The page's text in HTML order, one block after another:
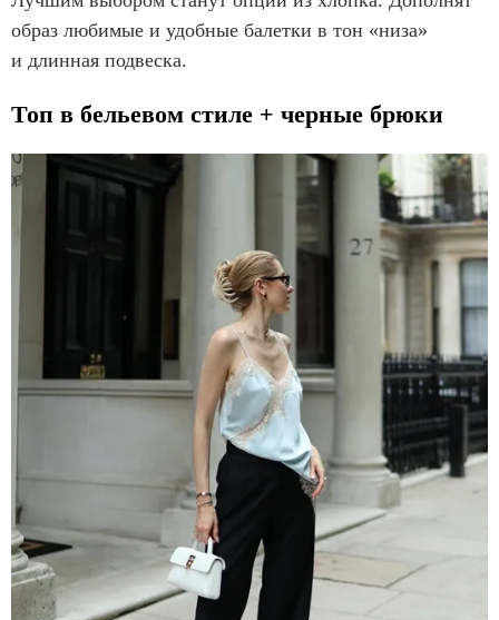
образ любимые и удобные балетки в тон «низа»
и длинная подвеска.
Топ в бельевом стиле + черные брюки